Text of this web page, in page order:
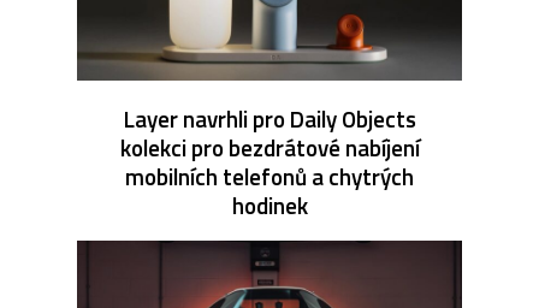
Layer navrhli pro Daily Objects
kolekci pro bezdrátové nabíjení
mobilních telefonů a chytrých
hodinek